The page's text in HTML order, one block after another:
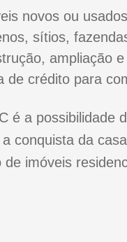
novos ou usados
sítios,
ampliação
de crédito para
é a possibilidade
conquista da
imóveis